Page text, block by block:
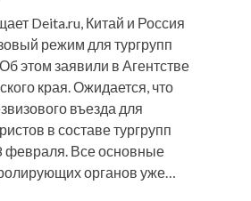
Deita.ru, Китай и Россия
режим для тургрупп
этом заявили в Агентстве
края. Ожидается, что
въезда для
в составе тургрупп
февраля. Все основные
органов уже…